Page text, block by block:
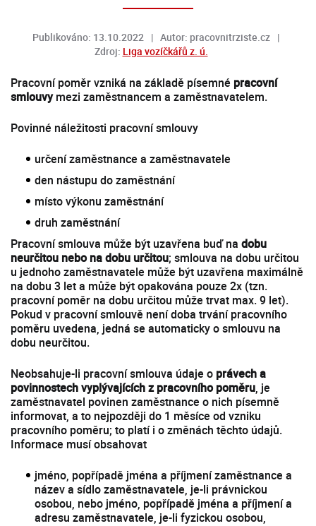
Publikováno: 13.10.2022
Autor: pracovnitrziste.cz
Zdroj: Liga vozíčkářů z. ú.
Pracovní poměr vzniká na základě písemné pracovní
smlouvymezi zaměstnancem a zaměstnavatelem.
Povinné náležitosti pracovní smlouvy
určení zaměstnance a zaměstnavatele
den nástupu do zaměstnání
místo výkonu zaměstnání
druh zaměstnání
Pracovní smlouva může být uzavřena buď na dobu
neurčitou nebo na dobu určitou; smlouva na dobu určitou
u jednoho zaměstnavatele může být uzavřena maximálně
na dobu 3 let a může být opakována pouze 2x (tzn.
pracovní poměr na dobu určitou může trvat max. 9 let).
Pokud v pracovní smlouvě není doba trvání pracovního
poměru uvedena, jedná se automaticky o smlouvu na
dobu neurčitou.
Neobsahuje-li pracovní smlouva údaje o právech a
povinnostech vyplývajících z pracovního poměru, je
zaměstnavatel povinen zaměstnance o nich písemně
informovat, a to nejpozději do 1 měsíce od vzniku
pracovního poměru; to platí i o změnách těchto údajů.
Informace musí obsahovat
jméno, popřípadě jména a příjmení zaměstnance a
název a sídlo zaměstnavatele, je-li právnickou
osobou, nebo jméno, popřípadě jména a příjmení a
adresu zaměstnavatele, je-li fyzickou osobou,